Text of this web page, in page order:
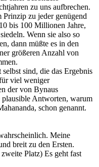
zu uns aufbrechen.
zu jeder genügend
bis 100 Millionen Jahre,
Wenn sie also so
dann müßte es in den
größeren Anzahl von
sind, die das Ergebnis
viel weniger
der von Bynaus
plausible Antworten, warum
schon genannt.
Meine
breit zu den Ersten.
Platz) Es geht fast